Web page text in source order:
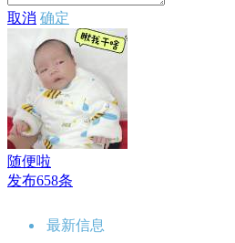
取消 确定
随便啦
发布658条
最新信息